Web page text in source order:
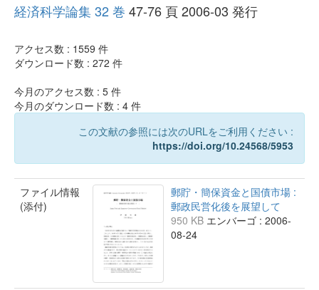
経済科学論集 32 巻 47-76 頁 2006-03 発行
アクセス数 : 1559 件
ダウンロード数 : 272 件
今月のアクセス数 : 5 件
今月のダウンロード数 : 4 件
この文献の参照には次のURLをご利用ください :
https://doi.org/10.24568/5953
ファイル情報
(添付)
郵貯・簡保資金と国債市場 :
郵政民営化後を展望して
950 KB エンバーゴ : 2006-
08-24